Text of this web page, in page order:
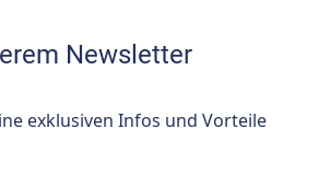
Newsletter
exklusiven Infos und Vorteile